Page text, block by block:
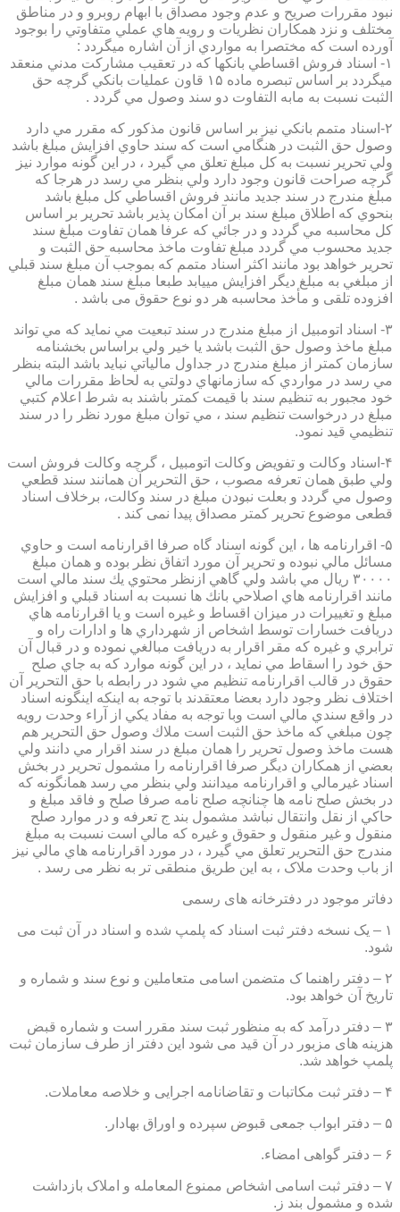
نبود مقررات صريح و عدم وجود مصداق با ابهام روبرو و در مناطق
مختلف و نزد همكاران نظريات و رويه هاي عملي متفاوتي را بوجود
آورده است كه مختصرا به مواردي از آن اشاره ميگردد :
۱- اسناد فروش اقساطي بانكها كه در تعقيب مشاركت مدني منعقد
ميگردد بر اساس تبصره ماده ۱۵ قاون عمليات بانكي گرچه حق
الثبت نسبت به مابه التفاوت دو سند وصول مي گردد .
۲-اسناد متمم بانكي نيز بر اساس قانون مذكور كه مقرر مي دارد
وصول حق الثبت در هنگامي است كه سند حاوي افزايش مبلغ باشد
ولي تحرير نسبت به كل مبلغ تعلق مي گيرد ، در اين گونه موارد نيز
گرچه صراحت قانون وجود دارد ولي بنظر مي رسد در هرجا كه
مبلغ مندرج در سند جديد مانند فروش اقساطي كل مبلغ باشد
بنحوي كه اطلاق مبلغ سند بر آن امكان پذير باشد تحرير بر اساس
كل محاسبه مي گردد و در جائي كه عرفا همان تفاوت مبلغ سند
جديد محسوب مي گردد مبلغ تفاوت ماخذ محاسبه حق الثبت و
تحرير خواهد بود مانند اكثر اسناد متمم كه بموجب آن مبلغ سند قبلي
از مبلغي به مبلغ ديگر افزايش مييابد طبعا مبلغ سند همان مبلغ
افزوده تلقی و مأخذ محاسبه هر دو نوع حقوق می باشد .
۳- اسناد اتومبيل از مبلغ مندرج در سند تبعيت مي نمايد كه مي تواند
مبلغ ماخذ وصول حق الثبت باشد يا خير ولي براساس بخشنامه
سازمان كمتر از مبلغ مندرج در جداول مالياتي نبايد باشد البته بنظر
مي رسد در مواردي كه سازمانهاي دولتي به لحاظ مقررات مالي
خود مجبور به تنظيم سند با قيمت كمتر باشند به شرط اعلام كتبي
مبلغ در درخواست تنظيم سند ، مي توان مبلغ مورد نظر را در سند
تنظيمي قيد نمود.
۴-اسناد وكالت و تفويض وكالت اتومبيل ، گرچه وكالت فروش است
ولي طبق همان تعرفه مصوب ، حق التحرير آن همانند سند قطعي
وصول مي گردد و بعلت نبودن مبلغ در سند وكالت، برخلاف اسناد
قطعی موضوع تحریر کمتر مصداق پیدا نمی کند .
۵- اقرارنامه ها ، اين گونه اسناد گاه صرفا اقرارنامه است و حاوي
مسائل مالي نبوده و تحرير آن مورد اتفاق نظر بوده و همان مبلغ
۳۰۰۰۰ ريال مي باشد ولي گاهي ازنظر محتوي يك سند مالي است
مانند اقرارنامه هاي اصلاحي بانك ها نسبت به اسناد قبلي و افزايش
مبلغ و تغييرات در ميزان اقساط و غيره است و يا اقرارنامه هاي
دريافت خسارات توسط اشخاص از شهرداري ها و ادارات راه و
ترابري و غيره كه مقر اقرار به دريافت مبالغي نموده و در قبال آن
حق خود را اسقاط مي نمايد ، در اين گونه موارد كه به جاي صلح
حقوق در قالب اقرارنامه تنظيم مي شود در رابطه با حق التحرير آن
اختلاف نظر وجود دارد بعضا معتقدند با توجه به اينكه اينگونه اسناد
در واقع سندي مالي است وبا توجه به مفاد يكي از آراء وحدت رويه
چون مبلغي كه ماخذ حق الثبت است ملاك وصول حق التحرير هم
هست ماخذ وصول تحرير را همان مبلغ در سند اقرار مي دانند ولي
بعضي از همكاران ديگر صرفا اقرارنامه را مشمول تحرير در بخش
اسناد غيرمالي و اقرارنامه ميدانند ولي بنظر مي رسد همانگونه كه
در بخش صلح نامه ها چنانچه صلح نامه صرفا صلح و فاقد مبلغ و
حاكي از نقل وانتقال نباشد مشمول بند ج تعرفه و در موارد صلح
منقول و غير منقول و حقوق و غيره كه مالي است نسبت به مبلغ
مندرج حق التحرير تعلق مي گيرد ، در مورد اقرارنامه هاي مالي نيز
از باب وحدت ملاک ، به این طریق منطقی تر به نظر می رسد .
دفاتر موجود در دفترخانه های رسمی
۱ – یک نسخه دفتر ثبت اسناد که پلمپ شده و اسناد در آن ثبت می
شود.
۲ – دفتر راهنما ک متضمن اسامی متعاملین و نوع سند و شماره و
تاریخ آن خواهد بود.
۳ – دفتر درآمد که به منظور ثبت سند مقرر است و شماره قبض
هزینه های مزبور در آن قید می شود این دفتر از طرف سازمان ثبت
پلمپ خواهد شد.
۴ – دفتر ثبت مکاتبات و تقاضانامه اجرایی و خلاصه معاملات.
۵ – دفتر ابواب جمعی قبوض سپرده و اوراق بهادار.
۶ – دفتر گواهی امضاء.
۷ – دفتر ثبت اسامی اشخاص ممنوع المعامله و املاک بازداشت
شده و مشمول بند ز.